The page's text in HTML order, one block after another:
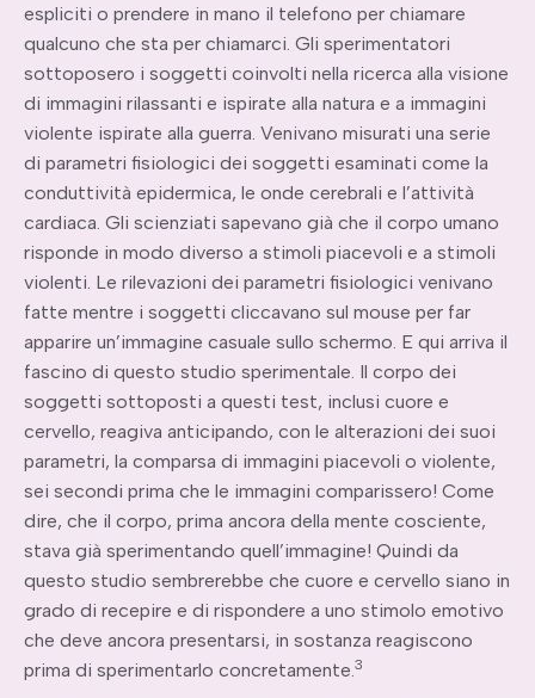
espliciti o prendere in mano il telefono per chiamare
qualcuno che sta per chiamarci. Gli sperimentatori
sottoposero i soggetti coinvolti nella ricerca alla visione
di immagini rilassanti e ispirate alla natura e a immagini
violente ispirate alla guerra. Venivano misurati una serie
di parametri fisiologici dei soggetti esaminati come la
conduttività epidermica, le onde cerebrali e l’attività
cardiaca. Gli scienziati sapevano già che il corpo umano
risponde in modo diverso a stimoli piacevoli e a stimoli
violenti. Le rilevazioni dei parametri fisiologici venivano
fatte mentre i soggetti cliccavano sul mouse per far
apparire un’immagine casuale sullo schermo. E qui arriva il
fascino di questo studio sperimentale. Il corpo dei
soggetti sottoposti a questi test, inclusi cuore e
cervello, reagiva anticipando, con le alterazioni dei suoi
parametri, la comparsa di immagini piacevoli o violente,
sei secondi prima che le immagini comparissero! Come
dire, che il corpo, prima ancora della mente cosciente,
stava già sperimentando quell’immagine! Quindi da
questo studio sembrerebbe che cuore e cervello siano in
grado di recepire e di rispondere a uno stimolo emotivo
che deve ancora presentarsi, in sostanza reagiscono
prima di sperimentarlo concretamente. 3